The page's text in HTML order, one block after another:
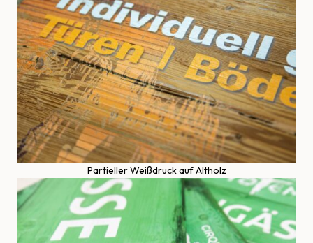
Partieller Weißdruck auf Altholz